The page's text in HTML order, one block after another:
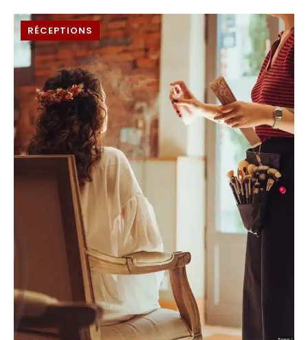
RÉCEPTIONS